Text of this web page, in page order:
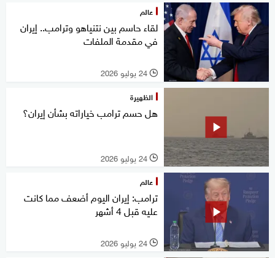
عالم
لقاء حاسم بين نتنياهو وترامب.. إيران
في مقدمة الملفات
l 24 يوليو 2026
الظهيرة
هل حسم ترامب خياراته بشأن إيران؟
l 24 يوليو 2026
عالم
ترامب: إيران اليوم أضعف مما كانت
عليه قبل 4 أشهر
l 24 يوليو 2026